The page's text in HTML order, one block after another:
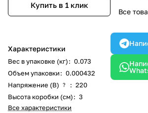
Купить в 1 клик
Характеристики
Вес в упаковке (кг): 0.073
Объем упаковки: 0.000432
Напряжение (В)
? : 220
Высота коробки (см): 3
Все характеристики
Все